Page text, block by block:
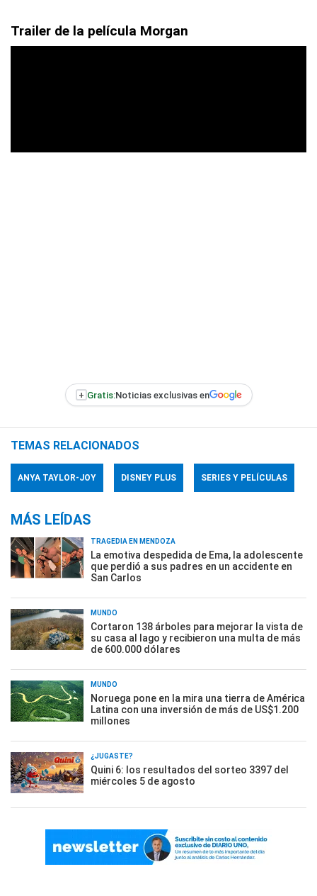
Trailer de la película Morgan
+ Gratis:Noticias exclusivas en
TEMAS RELACIONADOS
ANYA TAYLOR-JOY DISNEY PLUS SERIES Y PELÍCULAS
MÁS LEÍDAS
TRAGEDIA EN MENDOZA
La emotiva despedida de Ema, la adolescente
que perdió a sus padres en un accidente en
San Carlos
MUNDO
Cortaron 138 árboles para mejorar la vista de
su casa al lago y recibieron una multa de más
de 600.000 dólares
MUNDO
Noruega pone en la mira una tierra de América
Latina con una inversión de más de US$1.200
millones
¿JUGASTE?
Quini 6: los resultados del sorteo 3397 del
miércoles 5 de agosto